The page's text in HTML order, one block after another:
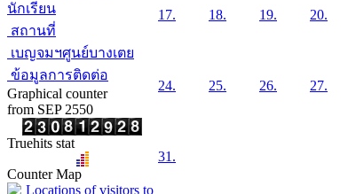
นักเรียน
สถานที่
เบญจมฯศูนย์บางเตย
ข้อมูลการติดต่อ
Graphical counter
from SEP 2550
Truehits stat
Counter Map
17. 18. 19. 20.
24. 25. 26. 27.
31.